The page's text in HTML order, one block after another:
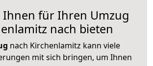
Ihnen für Ihren Umzug
nach bieten
nach Kirchenlamitz kann viele
mit sich bringen, um Ihnen